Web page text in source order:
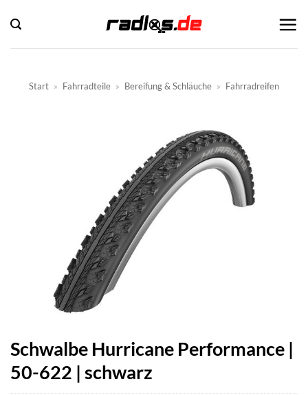
Inhalt
springen
Start » Fahrradteile » Bereifung & Schläuche » Fahrradreifen
Schwalbe Hurricane Performance |
50-622 | schwarz